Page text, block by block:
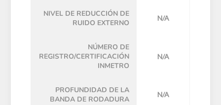
NIVEL DE REDUCCIÓN DE
RUIDO EXTERNO
N/A
NÚMERO DE
REGISTRO/CERTIFICACIÓN
INMETRO
N/A
PROFUNDIDAD DE LA
BANDA DE RODADURA
N/A